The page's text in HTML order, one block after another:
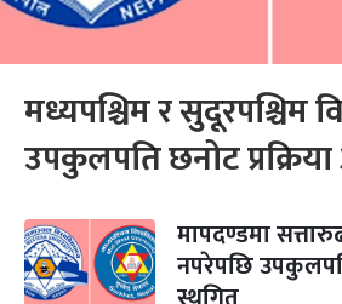
मध्यपश्चिम र सुदूरपश्चिम
उपकुलपति छनोट
मापदण्डमा
नपरेपछि